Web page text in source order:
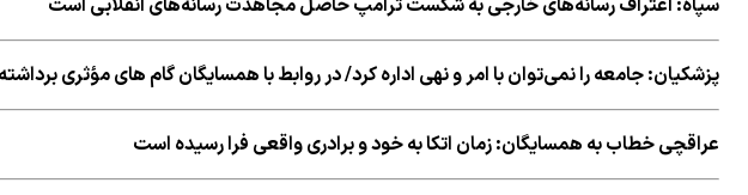
سپاه: اعتراف رسانه‌های خارجی به شکست ترامپ حاصل مجاهدت رسانه‌های انقلابی است
پزشکیان: جامعه را نمی‌توان با امر و نهی اداره کرد/ در روابط با همسایگان گام های مؤثری
عراقچی خطاب به همسایگان: زمان اتکا به خود و برادری واقعی فرا رسیده است